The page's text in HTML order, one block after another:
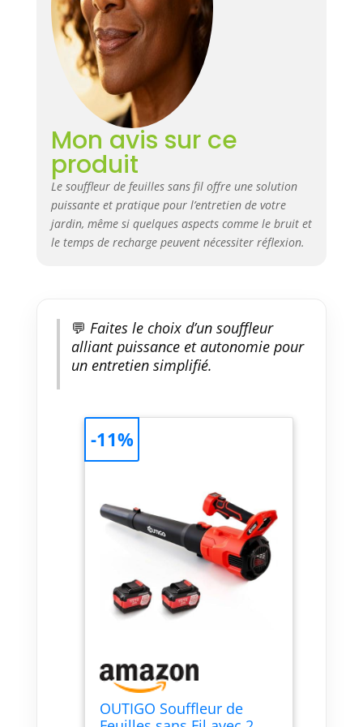
interruption - parfait pour les
souffleurs destinés à l'entretien
des pelouses et des grands
espaces extérieurs. 【Vitesse
réglable et buses
interchangeables】
Personnalisez votre nettoyage
grâce à la commande à 2
vitesses et aux deux buses
amovibles. Que vous ayez
besoin d'une large couverture
ou d'un débit d'air précis, ce
souffleur sans fil s'adapte à
toutes les tâches, des feuilles
mortes aux coins les plus
manière ergonomique pour une
utilisation confortable et sans
glissement. Le souffleur de
feuilles sans fil s'assemble en
buse pour commencer.
【Utilisation polyvalente pour le
nettoyage intérieur et
feuilles électrique sans fil
OUTIGO n'est pas seulement
destiné aux feuilles - utilisez-le
pour enlever la poussière, les
débris ou la neige légère dans
votre cour, votre garage ou
même à l'intérieur. Un véritable
souffleur de feuilles sans fil
et plus facile.
Mon avis sur ce
produit
Le souffleur de feuilles sans fil offre une solution
puissante et pratique pour l’entretien de votre
jardin, même si quelques aspects comme le bruit et
le temps de recharge peuvent nécessiter réflexion.
💬 Faites le choix d’un souffleur
alliant puissance et autonomie pour
un entretien simplifié.
OUTIGO Souffleur de
-11%